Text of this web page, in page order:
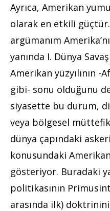
Ayrıca, Amerikan
olarak en etkili güçtür.
argümanım
yanında I. Dünya
Amerikan yüzyılının -
gibi- sonu olduğunu
siyasette bu durum,
veya bölgesel
dünya çapındaki
konusundaki
gösteriyor. Buradaki
politikasının
arasında ilk)